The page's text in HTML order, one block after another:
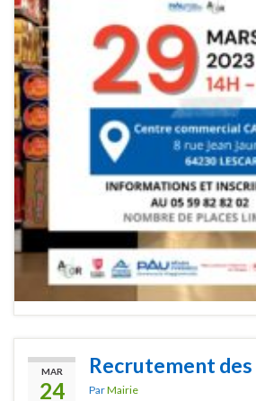
MAR
24
Recrutement
ParMairie